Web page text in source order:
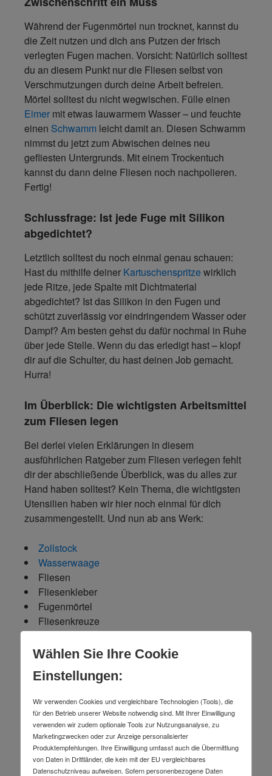
Während der Fugenmörtel nun trocknet, kannst du
die Zeit nutzen und dich ans Putzen der frisch
verlegten Fugen machen. Vorsicht: Natürlich solltest
du an diesem Punkt nur die Fliesen selbst von
Verschmutzungen durch deine Arbeit befreien.
Mörtel solltest du nicht wegwischen. Fülle einen
Eimer mit etwas lauwarmem Wasser – und feuchte
einen Schwamm leicht damit an. Diesen Schwamm
nimmst du jetzt zum Abwischen deines neu
gefliesten Untergrunds. Mit einem Trockentuch
kannst du dann deine Fliesen noch nachpolieren.
Fertig!
Schlussfrage: Ist jede Fuge mit Silikon
abgedichtet?
Letztlich solltest du noch einmal genau schauen:
Hast du mithilfe deiner Kartuschenspritze wirklich
jede Ritze, jede Spalte mit Dichtmaterial
abgedichtet? Ist das Silikon in den Fugen und
schützt zuverlässig vor eindringendem Wasser oder
Dampf? Am besten gehst du dafür nochmal in Ruhe
über jede Stelle. Wenn du das erledigt hast – klopf
dir auf die Schulter, du hast deinen Job gemacht.
Hurra!
Im Überblick: Die wichtigsten Arbeitsmittel
zum Fliesen legen
Bei derlei vielen Erklärungen in diesem
ausführlichen Ratgeber zum Fliesen verlegen fehlt
dir der abschließende Überblick, was du alles zur
Hand haben solltest? Kein Thema, die wichtigsten
Utensilien haben wir hier noch einmal für dich
zusammengestellt. Und nun ab ans Werk:
Zollstock
Wasserwaage
Fliesen
Fliesenkleber
Fugenmörtel
Fliesenkreuze
Abdichtung
Spachtelmasse
Zahnspachtel
Fliesenschneider
Diamant-Trennscheibe
Fugengummi
Gummiwischer
Fugenglätter
Wählen Sie Ihre Cookie
Einstellungen:
Wir verwenden Cookies und vergleichbare Technologien (Tools), die
für den Betrieb unserer Website notwendig sind. Mit Ihrer Einwilligung
verwenden wir zudem optionale Tools zur Nutzungsanalyse, zu
Marketingzwecken oder zur Anzeige personalisierter
Produktempfehlungen. Ihre Einwilligung umfasst auch die Übermittlung
von Daten in Drittländer, die kein mit der EU vergleichbares
Datenschutzniveau aufweisen. Sofern personenbezogene Daten